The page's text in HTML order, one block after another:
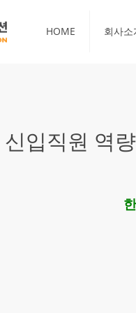
HOME 회사소
입직원 역